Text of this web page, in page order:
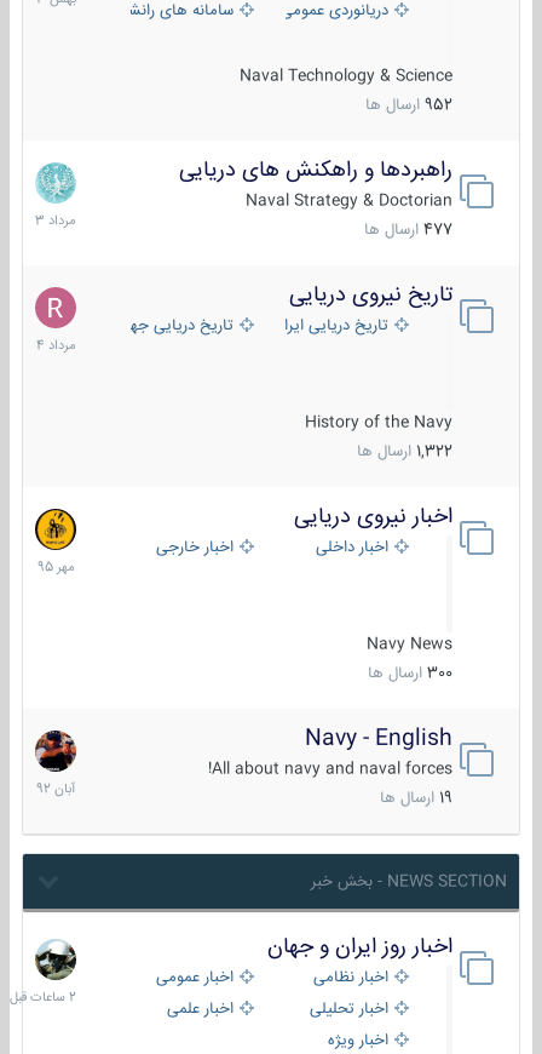
دریانوردی عمومی
سامانه های رانشی دریایی
Naval Technology & Science
952 ارسال ها
راهبردها و راهکنش های دریایی
Naval Strategy & Doctorian
477 ارسال ها
2
مرداد
1403
تاریخ نیروی دریایی
تاریخ دریایی ایران تاریخ دریایی جهان
History of the Navy
1,322 ارسال ها
16
مرداد
1404
اخبار نیروی دریایی
اخبار داخلی اخبار خارجی
Navy News
300 ارسال ها
27
مهر
1395
Navy - English
All about navy and naval forces!
ارسال ها
22
آبان
1392
NEWS SECTION - بخش خبر
اخبار روز ایران و جهان
اخبار نظامی
اخبار عمومی
اخبار تحلیلی
اخبار علمی
اخبار ویژه
2
ساعات
قبل